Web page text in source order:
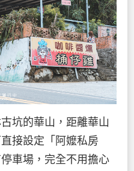
坑的華山，距離華山
接設定「阿嬤私房
車場，完全不用擔心